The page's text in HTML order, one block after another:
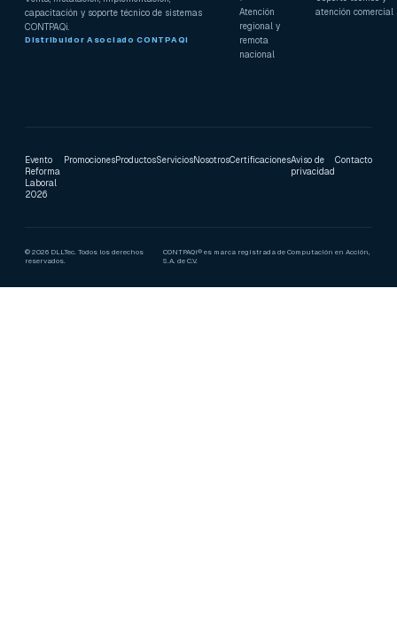
capacitación y soporte técnico de sistemas
CONTPAQi.
Distribuidor Asociado CONTPAQi
Atención
regional y
remota
nacional
atención comercial
Evento
Reforma
Laboral
2026
PromocionesProductosServiciosNosotrosCertificacionesAviso de
privacidad
Contacto
© 2026 DLLTec. Todos los derechos
reservados.
CONTPAQi® es marca registrada de Computación en Acción,
S.A. de C.V.